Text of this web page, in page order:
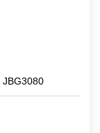
JBG3080